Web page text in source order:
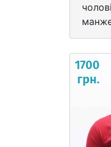
1700
грн.